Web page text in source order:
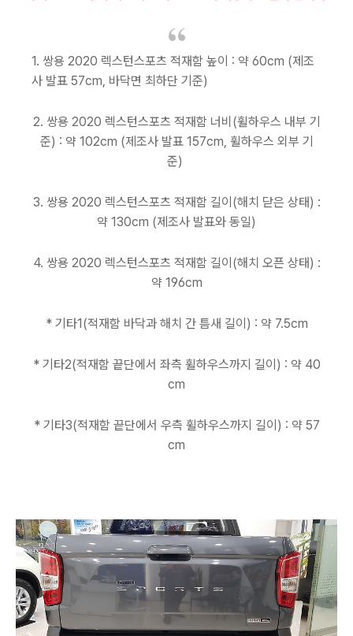
1. 쌍용 2020 렉스턴스포츠 적재함 높이 : 약 60cm (제조
사 발표 57cm, 바닥면 최하단 기준)
2. 쌍용 2020 렉스턴스포츠 적재함 너비(휠하우스 내부 기
준) : 약 102cm (제조사 발표 157cm, 휠하우스 외부 기
준)
3. 쌍용 2020 렉스턴스포츠 적재함 길이(해치 닫은 상태) :
약 130cm (제조사 발표와 동일)
4. 쌍용 2020 렉스턴스포츠 적재함 길이(해치 오픈 상태) :
약 196cm
* 기타1(적재함 바닥과 해치 간 틈새 길이) : 약 7.5cm
* 기타2(적재함 끝단에서 좌측 휠하우스까지 길이) : 약 40
cm
* 기타3(적재함 끝단에서 우측 휠하우스까지 길이) : 약 57
cm